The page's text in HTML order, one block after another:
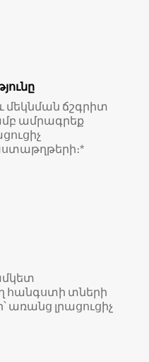
ճշգրիտ
ամրագրեք
հանգստի տների
լրացուցիչ